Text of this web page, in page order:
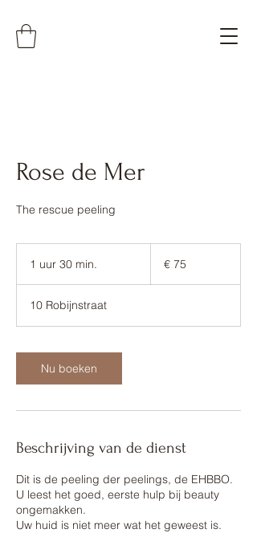
Rose de Mer
The rescue peeling
1 uur 30 min.
3
0
i
.
€ 75
10 Robijnstraat
Nu boeken
Beschrijving van de dienst
Dit is de peeling der peelings, de EHBBO.
U leest het goed, eerste hulp bij beauty
ongemakken.
Uw huid is niet meer wat het geweest is.